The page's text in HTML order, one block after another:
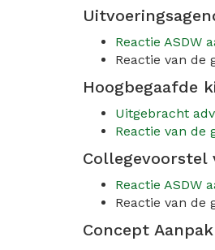
Reactie ASDW
Reactie van de
Hoogbegaafde
Uitgebracht
Reactie van de
Collegevoorstel
Reactie ASDW
Reactie van de
Concept